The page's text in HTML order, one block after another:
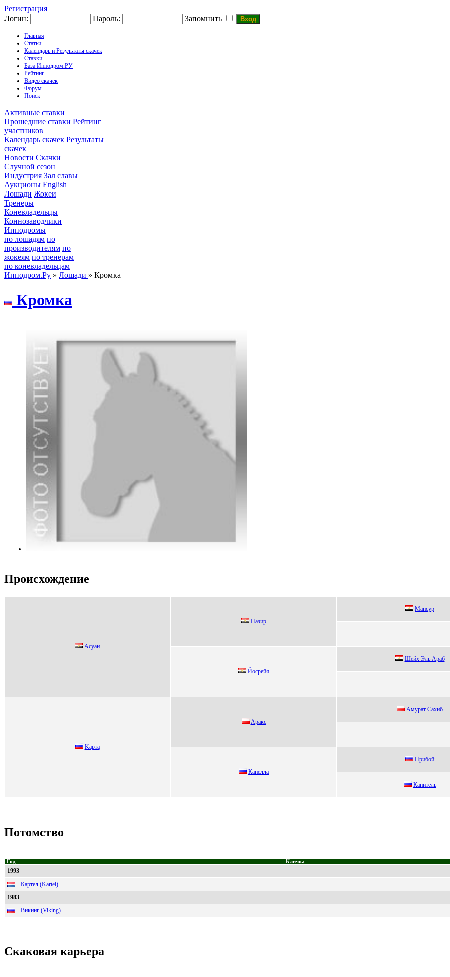
Регистрация
Логин:
Пароль: Запомнить
Главная
Статьи
Календарь и Результаты скачек
Ставки
База Ипподром.РУ
Рейтинг
Видео скачек
Форум
Поиск
Активные ставки
Прошедшие ставки Рейтинг
участников
Календарь скачек Результаты
скачек
Новости Скачки
Случной сезон
Индустрия Зал славы
Аукционы English
Лошади Жокеи
Тренеры
Коневладельцы
Коннозаводчики
Ипподромы
по лошадям по
производителям по
жокеям по тренерам
по коневладельцам
Ипподром.Ру » Лошади » Кромка
Кромкa
Происхождение
Аcуaн
Hазир
Мaнсур
Йосpeйя
Шeйх Эль Арaб
Kаpта
Apaкc
Амуpaт Caxиб
Кaпeллa
Прибoй
Канитeль
Потомство
Год Кличка
1993
Картел (Kartel)
1983
Викинг (Viking)
Скаковая карьера